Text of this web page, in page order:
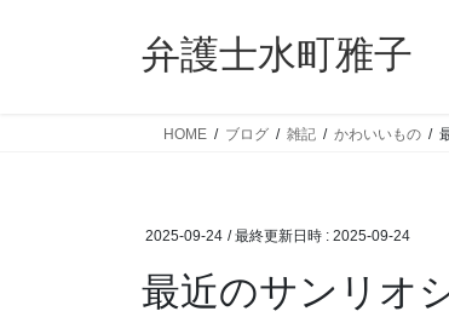
弁護士水町雅子
HOME ブログ 雑記 かわいいもの
2025-09-24 / 最終更新日時 : 2025-09-24
最近のサンリオ